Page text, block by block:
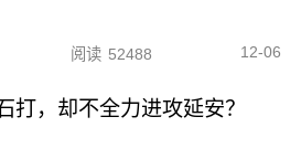
阅读 52488 12-06
打，却不全力进攻延安？